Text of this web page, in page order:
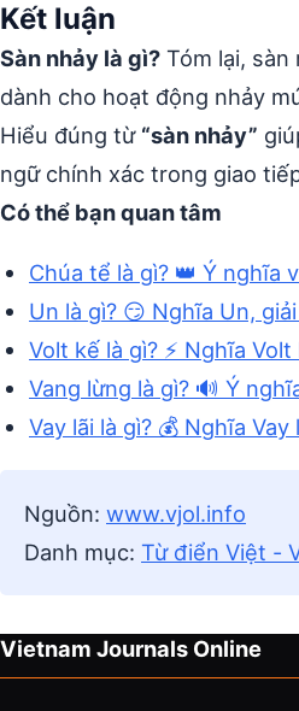
Kết luận
Sàn nhảy là gì? Tóm lại, sàn
dành cho hoạt động nhảy
Hiểu đúng từ “sàn nhảy”
ngữ chính xác trong giao
Có thể bạn quan tâm
Chúa tể là gì? 👑 Ý nghĩa
Un là gì? 😏 Nghĩa Un,
Volt kế là gì? ⚡ Nghĩa Volt
Vang lừng là gì? 🔊 Ý
Vay lãi là gì? 💰 Nghĩa Vay
Nguồn: www.vjol.info
Danh mục: Từ điển Việt -
Vietnam Journals Online